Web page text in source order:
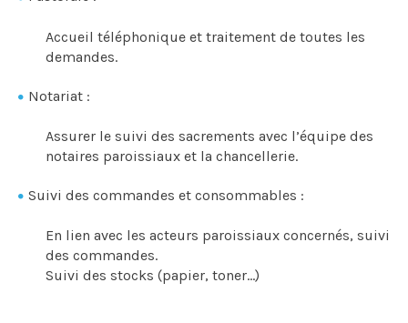
Accueil téléphonique et traitement de toutes les
demandes.
Notariat :
Assurer le suivi des sacrements avec l’équipe des
notaires paroissiaux et la chancellerie.
Suivi des commandes et consommables :
En lien avec les acteurs paroissiaux concernés, suivi
des commandes.
Suivi des stocks (papier, toner…)